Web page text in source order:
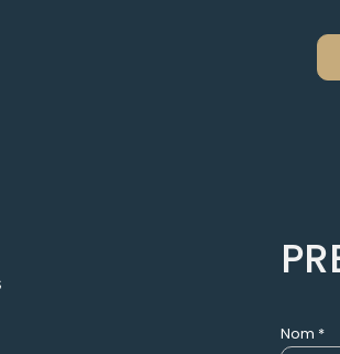
Nom *